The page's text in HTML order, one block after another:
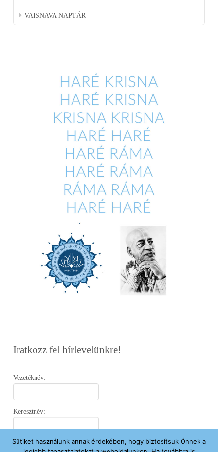
VAISNAVA NAPTÁR
Iratkozz fel hírlevelünkre!
Vezetéknév:
Keresztnév:
Email:
Sütiket használunk annak érdekében, hogy biztosítsuk Önnek a